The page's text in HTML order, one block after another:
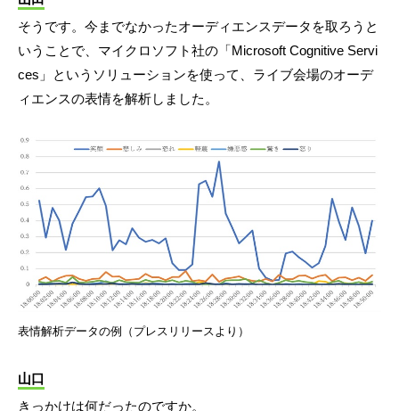
そうです。今までなかったオーディエンスデータを取ろうと
いうことで、マイクロソフト社の「Microsoft Cognitive Servi
ces」というソリューションを使って、ライブ会場のオーデ
ィエンスの表情を解析しました。
表情解析データの例（プレスリリースより）
山口
きっかけは何だったのですか。